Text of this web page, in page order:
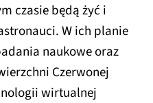
czasie będą żyć i
W ich planie
naukowe oraz
Czerwonej
wirtualnej